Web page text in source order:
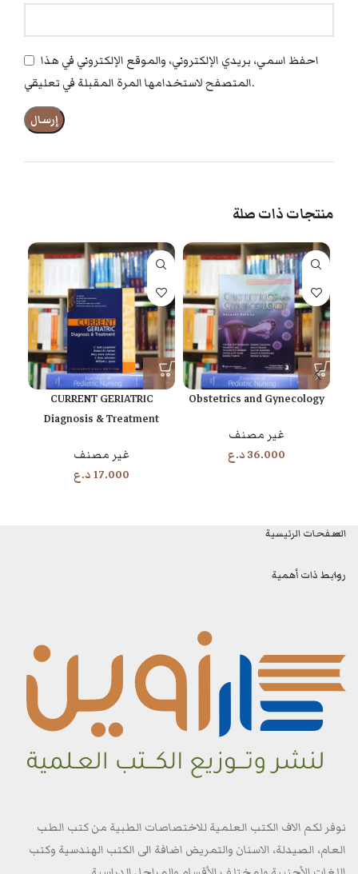
احفظ اسمي، بريدي الإلكتروني، والموقع الإلكتروني في هذا
المتصفح لاستخدامها المرة المقبلة في تعليقي.
منتجات ذات صلة
Obstetrics and Gynecology
غير مصنف
36.000د.ع
CURRENT GERIATRIC
Diagnosis & Treatment
غير مصنف
17.000د.ع
الصفحات الرئيسية
روابط ذات أهمية
نوفر لكم الاف الكتب العلمية للاختصاصات الطبية من كتب الطب
العام، الصيدلة، الاسنان والتمريض اضافة الى الكتب الهندسية وكتب